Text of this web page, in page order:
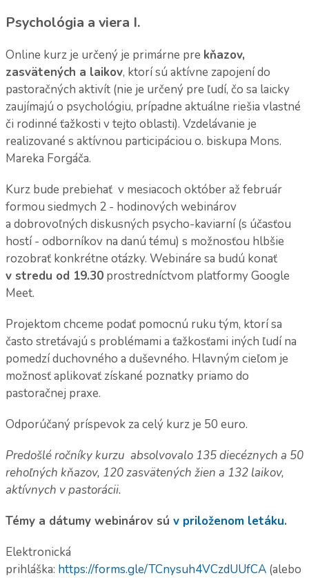
Psychológia a viera I.
Online kurz je určený je primárne pre kňazov,
zasvätených a laikov, ktorí sú aktívne zapojení do
pastoračných aktivít (nie je určený pre ľudí, čo sa laicky
zaujímajú o psychológiu, prípadne aktuálne riešia vlastné
či rodinné ťažkosti v tejto oblasti). Vzdelávanie je
realizované s aktívnou participáciou o. biskupa Mons.
Mareka Forgáča.
Kurz bude prebiehať v mesiacoch október až február
formou siedmych 2 - hodinových webinárov
a dobrovoľných diskusných psycho-kaviarní (s účasťou
hostí - odborníkov na danú tému) s možnosťou hlbšie
rozobrať konkrétne otázky. Webináre sa budú konať
v stredu od 19.30 prostredníctvom platformy Google
Meet.
Projektom chceme podať pomocnú ruku tým, ktorí sa
často stretávajú s problémami a ťažkosťami iných ľudí na
pomedzí duchovného a duševného. Hlavným cieľom je
možnosť aplikovať získané poznatky priamo do
pastoračnej praxe.
Odporúčaný príspevok za celý kurz je 50 euro.
Predošlé ročníky kurzu absolvovalo 135 diecéznych a 50
rehoľných kňazov, 120 zasvätených žien a 132 laikov,
aktívnych v pastorácii.
Témy a dátumy webinárov sú v priloženom letáku.
Elektronická
prihláška: https://forms.gle/TCnysuh4VCzdUUfCA (alebo